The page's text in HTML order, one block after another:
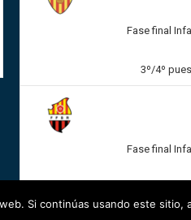
Fase final
3º/4º
Fase final
Si continúas usando este sitio,